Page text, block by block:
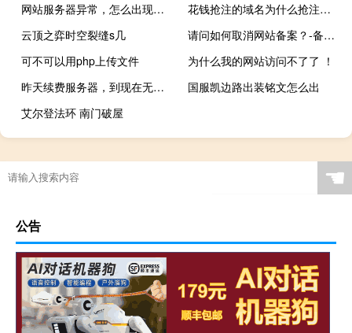
网站服务器异常，怎么出现那么多异常情况？
花钱抢注的域名为什么抢注失败？
云顶之弈时空裂缝s几
请问如何取消网站备案？-备案平台
可不可以用php上传文件
为什么我的网站访问不了了 ！
昨天续费服务器，到现在无法访问
国服凯边路出装铭文怎么出
艾尔登法环 南门破屋
☚
公告